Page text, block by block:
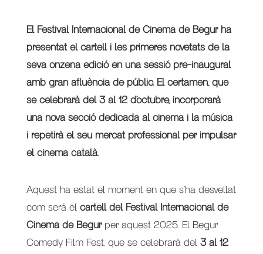
El Festival Internacional de Cinema de Begur ha
presentat el cartell i les primeres novetats de la
seva onzena edició en una sessió pre-inaugural
amb gran afluència de públic. El certamen, que
se celebrarà del 3 al 12 d’octubre, incorporarà
una nova secció dedicada al cinema i la música
i repetirà el seu mercat professional per impulsar
el cinema català.
Aquest ha estat el moment en que s’ha desvellat
com será el cartell del Festival Internacional de
Cinema de Begurper aquest 2025. El Begur
Comedy Film Fest, que se celebrará del 3 al 12